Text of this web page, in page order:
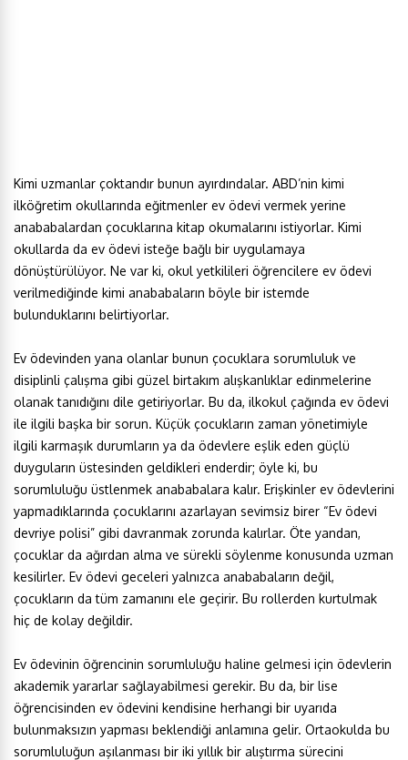
Kimi uzmanlar çoktandır bunun ayırdındalar. ABD’nin kimi
ilköğretim okullarında eğitmenler ev ödevi vermek yerine
anababalardan çocuklarına kitap okumalarını istiyorlar. Kimi
okullarda da ev ödevi isteğe bağlı bir uygulamaya
dönüştürülüyor. Ne var ki, okul yetkilileri öğrencilere ev ödevi
verilmediğinde kimi anababaların böyle bir istemde
bulunduklarını belirtiyorlar.
Ev ödevinden yana olanlar bunun çocuklara sorumluluk ve
disiplinli çalışma gibi güzel birtakım alışkanlıklar edinmelerine
olanak tanıdığını dile getiriyorlar. Bu da, ilkokul çağında ev ödevi
ile ilgili başka bir sorun. Küçük çocukların zaman yönetimiyle
ilgili karmaşık durumların ya da ödevlere eşlik eden güçlü
duyguların üstesinden geldikleri enderdir; öyle ki, bu
sorumluluğu üstlenmek anababalara kalır. Erişkinler ev ödevlerini
yapmadıklarında çocuklarını azarlayan sevimsiz birer “Ev ödevi
devriye polisi” gibi davranmak zorunda kalırlar. Öte yandan,
çocuklar da ağırdan alma ve sürekli söylenme konusunda uzman
kesilirler. Ev ödevi geceleri yalnızca anababaların değil,
çocukların da tüm zamanını ele geçirir. Bu rollerden kurtulmak
hiç de kolay değildir.
Ev ödevinin öğrencinin sorumluluğu haline gelmesi için ödevlerin
akademik yararlar sağlayabilmesi gerekir. Bu da, bir lise
öğrencisinden ev ödevini kendisine herhangi bir uyarıda
bulunmaksızın yapması beklendiği anlamına gelir. Ortaokulda bu
sorumluluğun aşılanması bir iki yıllık bir alıştırma sürecini